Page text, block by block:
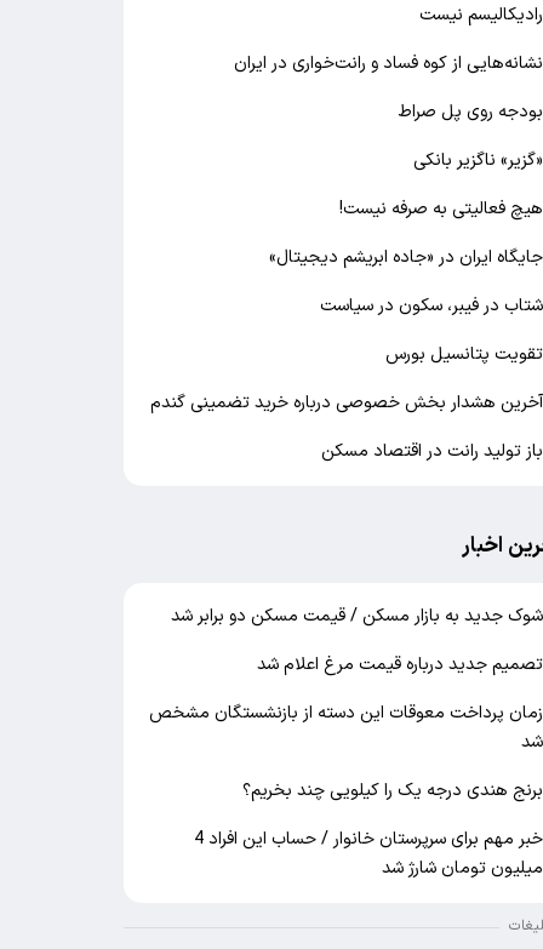
رادیکالیسم نیست
نشانه‌هایی از کوه فساد و رانت‌خواری در ایران
بودجه روی پل صراط
«گزیر» ناگزیر بانکی
هیچ فعالیتی به صرفه نیست!
جایگاه ایران در «جاده ابریشم دیجیتال»
شتاب در فیبر، سکون در سیاست
تقویت پتانسیل بورس
آخرین هشدار بخش خصوصی درباره خرید تضمینی گندم
باز تولید رانت در اقتصاد مسکن
اخبار
شوک جدید به بازار مسکن / قیمت مسکن دو برابر شد
تصمیم جدید درباره قیمت مرغ اعلام شد
زمان پرداخت معوقات این دسته از بازنشستگان مشخص
شد
برنج هندی درجه یک را کیلویی چند بخریم؟
خبر مهم برای سرپرستان خانوار / حساب این افراد 4
میلیون تومان شارژ شد